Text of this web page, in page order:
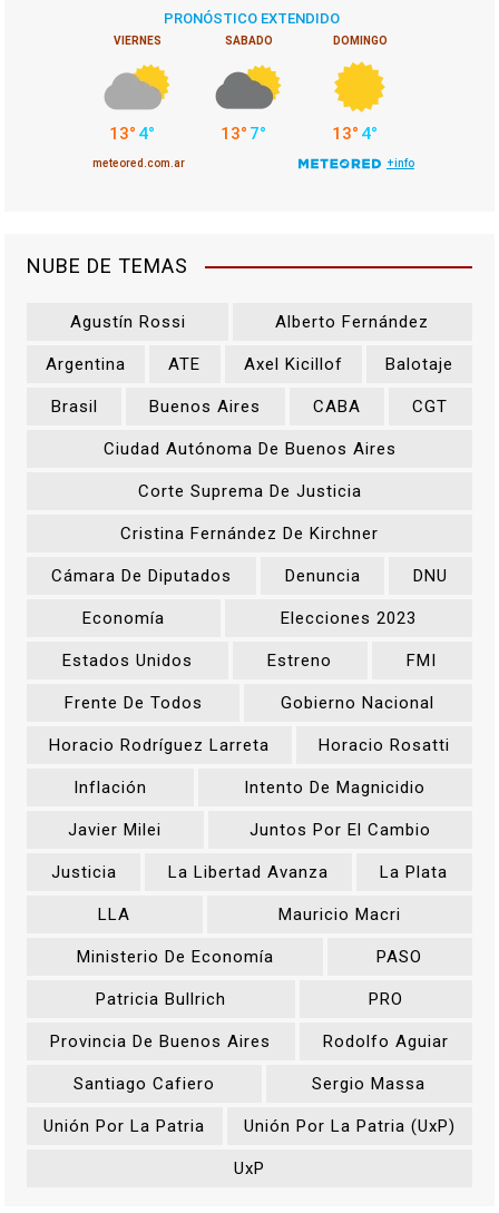
NUBE DE TEMAS
Agustín Rossi Alberto Fernández
Argentina ATE Axel Kicillof Balotaje
Brasil Buenos Aires CABA CGT
Ciudad Autónoma De Buenos Aires
Corte Suprema De Justicia
Cristina Fernández De Kirchner
Cámara De Diputados Denuncia DNU
Economía Elecciones 2023
Estados Unidos Estreno FMI
Frente De Todos Gobierno Nacional
Horacio Rodríguez Larreta Horacio Rosatti
Inflación Intento De Magnicidio
Javier Milei Juntos Por El Cambio
Justicia La Libertad Avanza La Plata
LLA Mauricio Macri
Ministerio De Economía PASO
Patricia Bullrich PRO
Provincia De Buenos Aires Rodolfo Aguiar
Santiago Cafiero Sergio Massa
Unión Por La Patria Unión Por La Patria (UxP)
UxP